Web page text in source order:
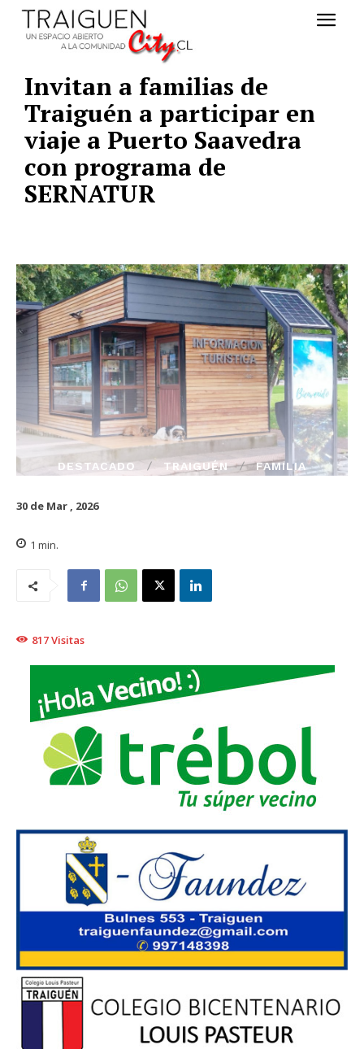
Invitan a familias de
Traiguén a participar en
viaje a Puerto Saavedra
con programa de
SERNATUR
DESTACADO TRAIGUÉN FAMILIA
30 de Mar , 2026
1 min.
817Visitas